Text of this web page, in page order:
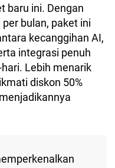
baru ini. Dengan
bulan, paket ini
kecanggihan AI,
integrasi penuh
Lebih menarik
diskon 50%